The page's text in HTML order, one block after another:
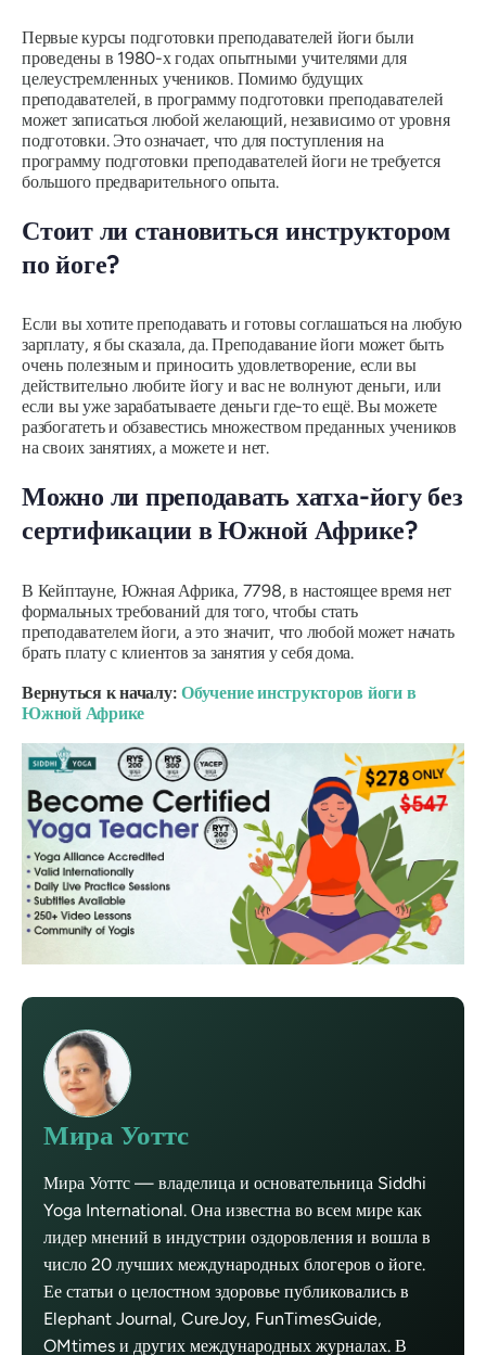
Первые курсы подготовки преподавателей йоги были
проведены в 1980-х годах опытными учителями для
целеустремленных учеников. Помимо будущих
преподавателей, в программу подготовки преподавателей
может записаться любой желающий, независимо от уровня
подготовки. Это означает, что для поступления на
программу подготовки преподавателей йоги не требуется
большого предварительного опыта.
Стоит ли становиться инструктором
по йоге?
Если вы хотите преподавать и готовы соглашаться на любую
зарплату, я бы сказала, да. Преподавание йоги может быть
очень полезным и приносить удовлетворение, если вы
действительно любите йогу и вас не волнуют деньги, или
если вы уже зарабатываете деньги где-то ещё. Вы можете
разбогатеть и обзавестись множеством преданных учеников
на своих занятиях, а можете и нет.
Можно ли преподавать хатха-йогу без
сертификации в Южной Африке?
В Кейптауне, Южная Африка, 7798, в настоящее время нет
формальных требований для того, чтобы стать
преподавателем йоги, а это значит, что любой может начать
брать плату с клиентов за занятия у себя дома.
Вернуться к началу:Обучение инструкторов йоги в
Южной Африке
Мира Уоттс
Мира Уоттс — владелица и основательница Siddhi
Yoga International. Она известна во всем мире как
лидер мнений в индустрии оздоровления и вошла в
число 20 лучших международных блогеров о йоге.
Ее статьи о целостном здоровье публиковались в
Elephant Journal, CureJoy, FunTimesGuide,
OMtimes и других международных журналах. В